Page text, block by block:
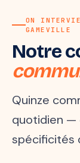
ON
GAMEVILLE
Notre
Quinze
quotidien —
spécificités